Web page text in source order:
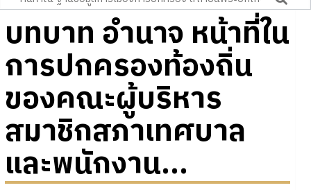
บทบาท อำนาจ หน้าที่ใน
การปกครองท้องถิ่น
ของคณะผู้บริหาร
สมาชิกสภาเทศบาล
และพนักงาน...